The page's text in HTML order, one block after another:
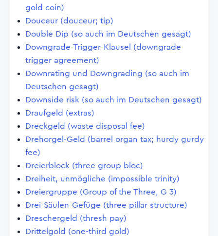
gold coin)
Douceur (douceur; tip)
Double Dip (so auch im Deutschen gesagt)
Downgrade-Trigger-Klausel (downgrade
trigger agreement)
Downrating und Downgrading (so auch im
Deutschen gesagt)
Downside risk (so auch im Deutschen gesagt)
Draufgeld (extras)
Dreckgeld (waste disposal fee)
Drehorgel-Geld (barrel organ tax; hurdy gurdy
fee)
Dreierblock (three group bloc)
Dreiheit, unmögliche (impossible trinity)
Dreiergruppe (Group of the Three, G 3)
Drei-Säulen-Gefüge (three pillar structure)
Dreschergeld (thresh pay)
Drittelgold (one-third gold)